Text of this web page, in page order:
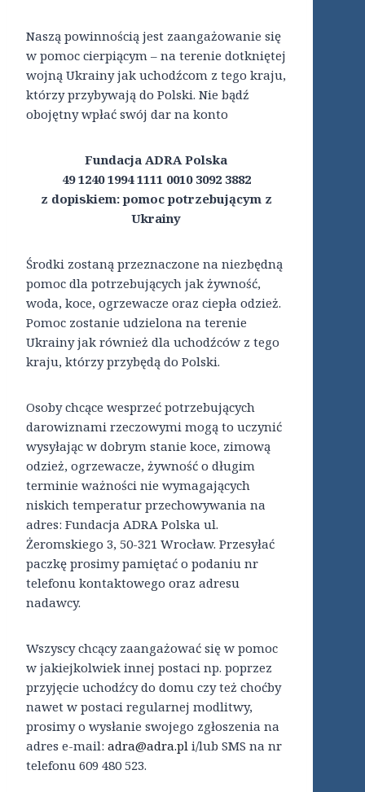
Naszą powinnością jest zaangażowanie się
w pomoc cierpiącym – na terenie dotkniętej
wojną Ukrainy jak uchodźcom z tego kraju,
którzy przybywają do Polski. Nie bądź
obojętny wpłać swój dar na konto
Fundacja ADRA Polska
49 1240 1994 1111 0010 3092 3882
z dopiskiem: pomoc potrzebującym z
Ukrainy
Środki zostaną przeznaczone na niezbędną
pomoc dla potrzebujących jak żywność,
woda, koce, ogrzewacze oraz ciepła odzież.
Pomoc zostanie udzielona na terenie
Ukrainy jak również dla uchodźców z tego
kraju, którzy przybędą do Polski.
Osoby chcące wesprzeć potrzebujących
darowiznami rzeczowymi mogą to uczynić
wysyłając w dobrym stanie koce, zimową
odzież, ogrzewacze, żywność o długim
terminie ważności nie wymagających
niskich temperatur przechowywania na
adres: Fundacja ADRA Polska ul.
Żeromskiego 3, 50-321 Wrocław. Przesyłać
paczkę prosimy pamiętać o podaniu nr
telefonu kontaktowego oraz adresu
nadawcy.
Wszyscy chcący zaangażować się w pomoc
w jakiejkolwiek innej postaci np. poprzez
przyjęcie uchodźcy do domu czy też choćby
nawet w postaci regularnej modlitwy,
prosimy o wysłanie swojego zgłoszenia na
adres e-mail: adra@adra.pl i/lub SMS na nr
telefonu 609 480 523.